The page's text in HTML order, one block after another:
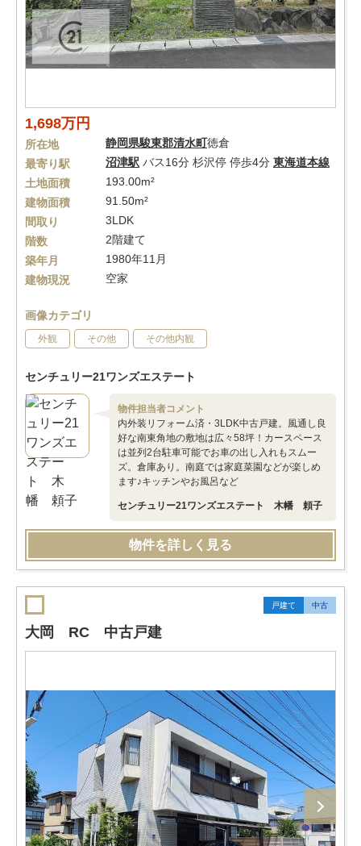
1,698万円
所在地 静岡県駿東郡清水町徳倉
最寄り駅
沼津駅 バス16分 杉沢停 停歩4分 東海道本線
土地面積
193.00m²
建物面積
91.50m²
間取り
3LDK
階数
2階建て
築年月
1980年11月
建物現況
空家
画像カテゴリ
外観 その他 その他内観
センチュリー21ワンズエステート
物件担当者コメント
内外装リフォーム済・3LDK中古戸建。風通し良
好な南東角地の敷地は広々58坪！カースペース
は並列2台駐車可能でお車の出し入れもスムー
ズ。倉庫あり。南庭では家庭菜園などが楽しめ
ます♪キッチンやお風呂など
センチュリー21ワンズエステート 木幡 頼子
物件を詳しく見る
戸建て 中古
大岡 RC 中古戸建